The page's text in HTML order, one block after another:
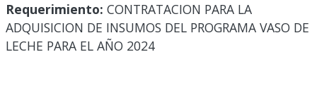
Requerimiento: CONTRATACION PARA LA
ADQUISICION DE INSUMOS DEL PROGRAMA VASO DE
LECHE PARA EL AÑO 2024